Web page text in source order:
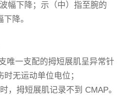
幅下降；示（中）指至腕的
降。
一支配的拇短展肌呈异常针
无运动单位电位；
，拇短展肌记录不到 CMAP。